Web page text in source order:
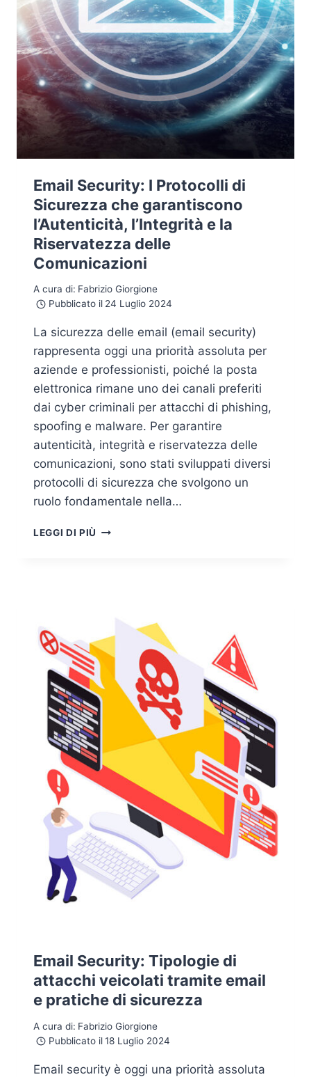
Email Security: I Protocolli di
Sicurezza che garantiscono
l’Autenticità, l’Integrità e la
Riservatezza delle
Comunicazioni
A cura di: Fabrizio Giorgione
Pubblicato il 24 Luglio 2024
La sicurezza delle email (email security)
rappresenta oggi una priorità assoluta per
aziende e professionisti, poiché la posta
elettronica rimane uno dei canali preferiti
dai cyber criminali per attacchi di phishing,
spoofing e malware. Per garantire
autenticità, integrità e riservatezza delle
comunicazioni, sono stati sviluppati diversi
protocolli di sicurezza che svolgono un
ruolo fondamentale nella…
LEGGI DI PIÙ EMAIL
GARANTISCONO
L’AUTENTICITÀ,
L’INTEGRITÀ
E
LA
RISERVATEZZA
DELLE
COMUNICAZIONI
Email Security: Tipologie di
attacchi veicolati tramite email
e pratiche di sicurezza
A cura di: Fabrizio Giorgione
Pubblicato il 18 Luglio 2024
Email security è oggi una priorità assoluta